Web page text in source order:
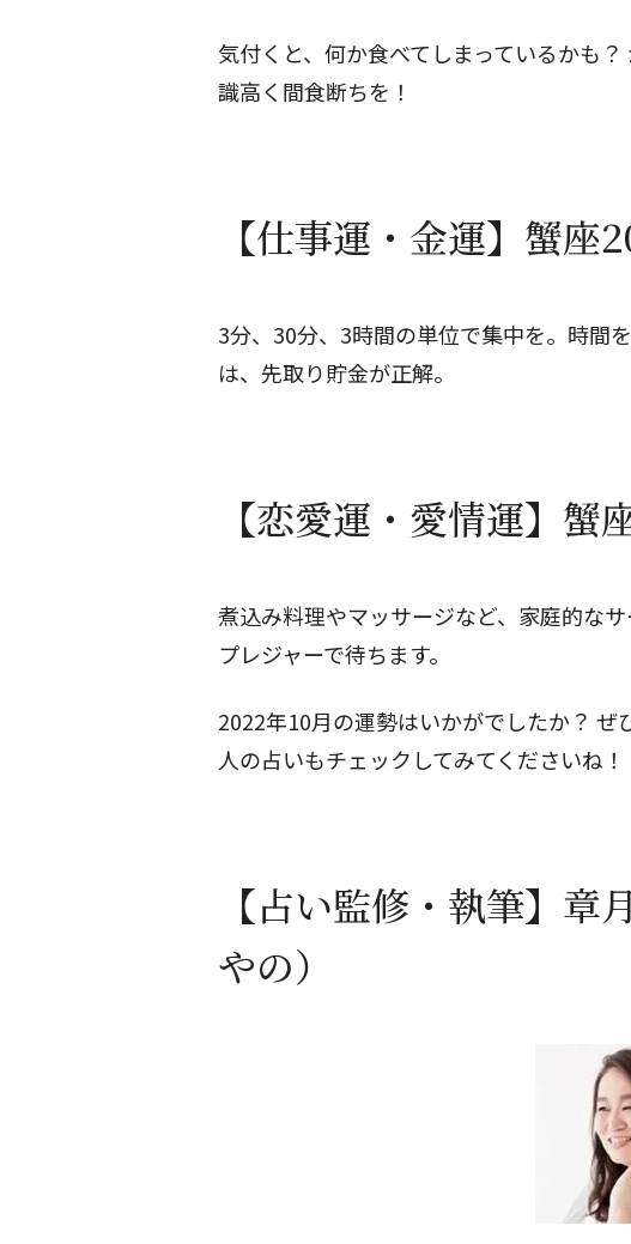
気付くと、何か食べてしまっているかも
識高く間食断ちを！
【仕事運・金運】蟹座
3分、30分、3時間の単位で集中を。時間
は、先取り貯金が正解。
【恋愛運・愛情運】蟹
煮込み料理やマッサージなど、家庭的な
プレジャーで待ちます。
2022年10月の運勢はいかがでしたか？
人の占いもチェックしてみてくださいね！
【占い監修・執筆】章
やの）